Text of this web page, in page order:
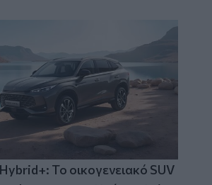
Το οικογενειακό SUV